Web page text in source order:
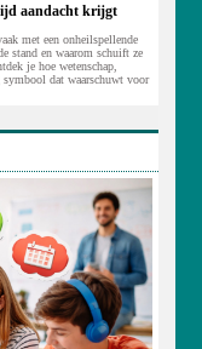
aandacht krijgt
met een onheilspellende
stand en waarom schuift ze
je hoe wetenschap,
dat waarschuwt voor